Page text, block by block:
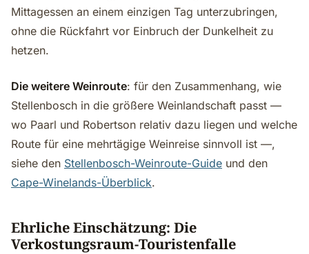
Mittagessen an einem einzigen Tag unterzubringen,
ohne die Rückfahrt vor Einbruch der Dunkelheit zu
hetzen.
Die weitere Weinroute: für den Zusammenhang, wie
Stellenbosch in die größere Weinlandschaft passt —
wo Paarl und Robertson relativ dazu liegen und welche
Route für eine mehrtägige Weinreise sinnvoll ist —,
siehe den Stellenbosch-Weinroute-Guide und den
Cape-Winelands-Überblick.
Ehrliche Einschätzung: Die
Verkostungsraum-Touristenfalle